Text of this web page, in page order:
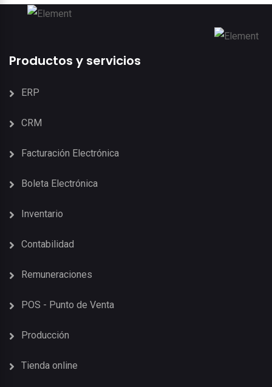
Productos y servicios
ERP
CRM
Facturación Electrónica
Boleta Electrónica
Inventario
Contabilidad
Remuneraciones
POS - Punto de Venta
Producción
Tienda online